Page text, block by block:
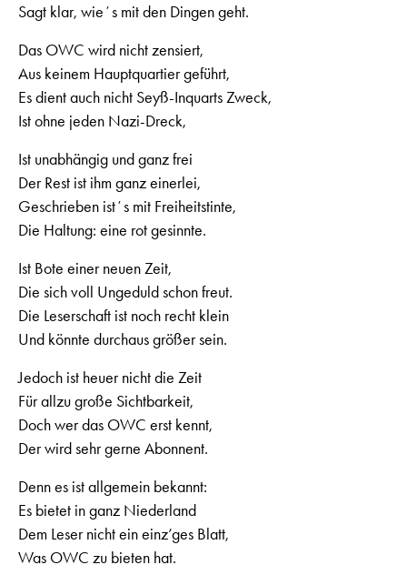
Sagt klar, wieʼs mit den Dingen geht.
Das OWC wird nicht zensiert,
Aus keinem Hauptquartier geführt,
Es dient auch nicht Seyß-Inquarts Zweck,
Ist ohne jeden Nazi-Dreck,
Ist unabhängig und ganz frei
Der Rest ist ihm ganz einerlei,
Geschrieben istʼs mit Freiheitstinte,
Die Haltung: eine rot gesinnte.
Ist Bote einer neuen Zeit,
Die sich voll Ungeduld schon freut.
Die Leserschaft ist noch recht klein
Und könnte durchaus größer sein.
Jedoch ist heuer nicht die Zeit
Für allzu große Sichtbarkeit,
Doch wer das OWC erst kennt,
Der wird sehr gerne Abonnent.
Denn es ist allgemein bekannt:
Es bietet in ganz Niederland
Dem Leser nicht ein einz’ges Blatt,
Was OWC zu bieten hat.